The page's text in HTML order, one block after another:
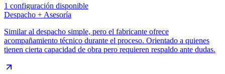
1 configuración disponible
Despacho + Asesoría
Similar al despacho simple, pero el fabricante ofrece
acompañamiento técnico durante el proceso. Orientado a quienes
tienen cierta capacidad de obra pero requieren respaldo ante dudas.